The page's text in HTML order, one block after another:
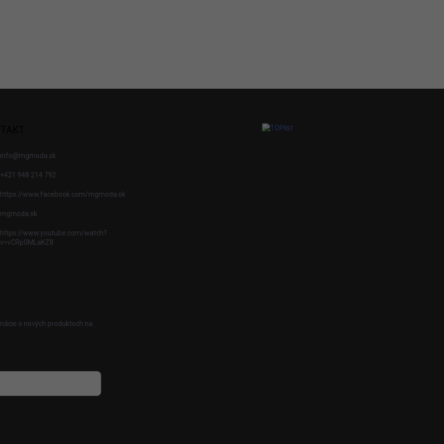
info@mgmoda.sk
+421 948 214 792
https://www.facebook.com/mgmoda.sk
mgmoda.sk
https://www.youtube.com/watch?
v=vCRp0MLaKZ8
o nových produktoch na